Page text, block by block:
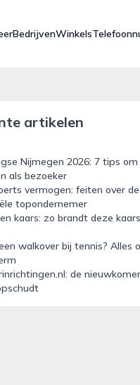
BedrijvenWinkels
artikelen
Nijmegen 2026: 7 tips
als bezoeker
vermogen: feiten over
topondernemer
kaars: zo brandt deze
walkover bij tennis? Alles
de